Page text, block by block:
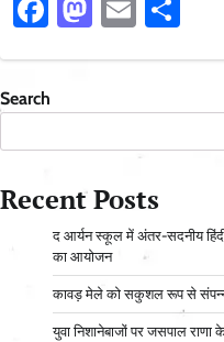
Facebook
Mastodon
Email
Search
Recent Posts
द आर्यन स्कूल में अंतर-सदनीय
का आयोजन
कावड़ मेले को सकुशल रूप से
युवा निशानेबाजों पर जसपाल